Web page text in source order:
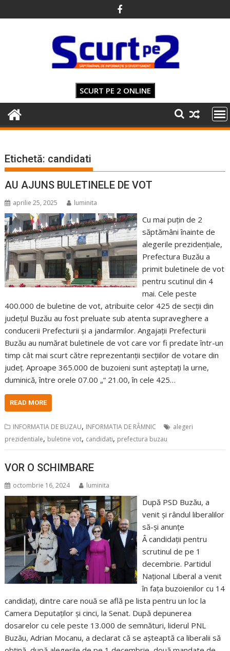
to
SCURT PE 2 ONLINE
Etichetă: candidati
AU AJUNS BULETINELE DE VOT
aprilie 25, 2025 luminita
Cu mai puțin de 2
săptămâni înainte de
alegerile prezidențiale,
Prefectura Buzău a
primit buletinele de vot
pentru scutinul din 4
mai. Cele peste
400.000 de buletine de vot, atribuite celor 425 de secții din
județul Buzău au fost preluate sub atenta supraveghere a
conducerii Prefecturii și a jandarmilor. Angajații Prefecturii
Buzău au numărat buletinele de vot care vor fi predate într-un
timp cât mai scurt către reprezentanții secțiilor de votare din
județ. Aproape 365.000 de buzoieni sunt așteptați la urne,
duminică, între orele 07.00 „“ 21.00, în cele 425…
READ MORE
INFORMATIA DE BUZAU, INFORMATIA DE RÂMNIC
alegeri
prezidentiale, buletine vot, candidati, prefectura buzau
VOR O SCHIMBARE
octombrie 16, 2024 luminita
După PSD Buzău, a
venit și rândul liberalilor
să-și anunțe
Â candidații pentru
scrutinul de pe 1
decembrie. Partidul
Național Liberal a venit
în fața buzoienilor cu 14
candidați, dintre care nouă se află pe lista pentru un loc la
Camera Deputaților și cinci, la Senat. După depunerea
dosarelor cu cele peste 13.000 de semnături, liderul PNL
Buzău, Adrian Mocanu, a declarat că se așteaptă ca liberalii să